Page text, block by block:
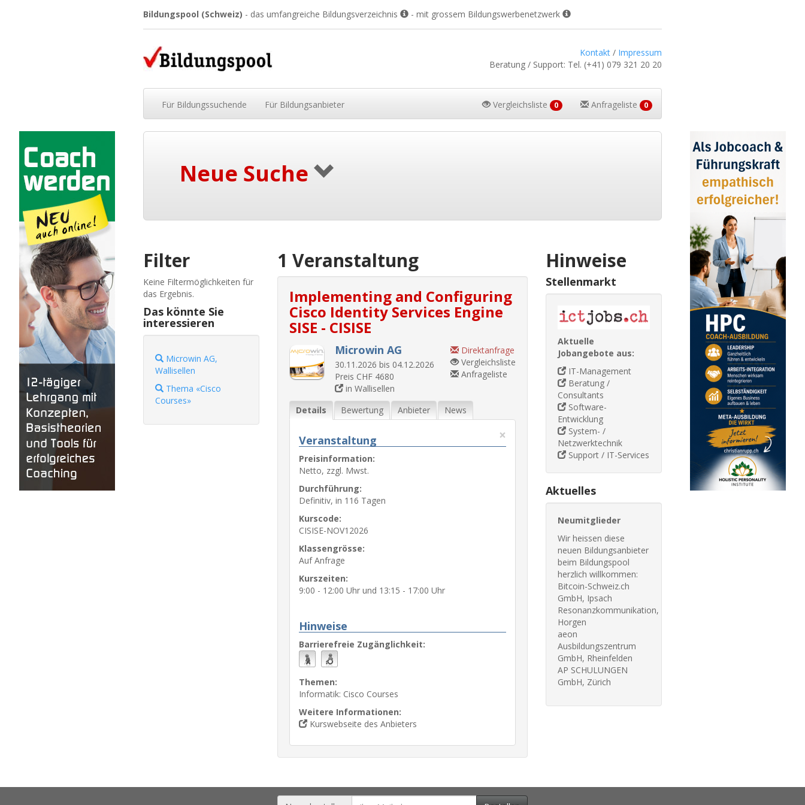
Bildungspool (Schweiz) - das umfangreiche Bildungsverzeichnis - mit grossem Bildungswerbenetzwerk
Kontakt / Impressum
Beratung / Support: Tel. (+41) 079 321 20 20
Für Bildungssuchende Für Bildungsanbieter Vergleichsliste 0 Anfrageliste 0
Neue Suche
1 Veranstaltung
Implementing and Configuring
Cisco Identity Services Engine
SISE - CISISE
Microwin AG
30.11.2026 bis 04.12.2026
Preis CHF 4680
in Wallisellen
Direktanfrage
Vergleichsliste
Anfrageliste
Details Bewertung Anbieter News
×
Veranstaltung
Preisinformation:
Netto, zzgl. Mwst.
Durchführung:
Definitiv, in 116 Tagen
Kurscode:
CISISE-NOV12026
Klassengrösse:
Auf Anfrage
Kurszeiten:
9:00 - 12:00 Uhr und 13:15 - 17:00 Uhr
Hinweise
Barrierefreie Zugänglichkeit:
Themen:
Informatik: Cisco Courses
Weitere Informationen:
Kurswebseite des Anbieters
Filter
Keine Filtermöglichkeiten für
das Ergebnis.
Das könnte Sie
interessieren
Microwin AG,
Wallisellen
Thema «Cisco
Courses»
Hinweise
Stellenmarkt
Aktuelle
Jobangebote aus:
IT-Management
Beratung /
Consultants
Software-
Entwicklung
System- /
Netzwerktechnik
Support / IT-Services
Aktuelles
Neumitglieder
Wir heissen diese
neuen Bildungsanbieter
beim Bildungspool
herzlich willkommen:
Bitcoin-Schweiz.ch
GmbH, Ipsach
Resonanzkommunikation,
Horgen
aeon
Ausbildungszentrum
GmbH, Rheinfelden
AP SCHULUNGEN
GmbH, Zürich